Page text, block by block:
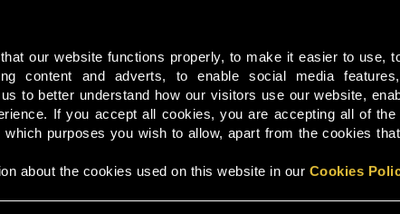
our website functions properly, to make it easier to use,
content and adverts, to enable social media
to better understand how our visitors use our website,
If you accept all cookies, you are accepting all of
which purposes you wish to allow, apart from the cookies
about the cookies used on this website in our Cookies